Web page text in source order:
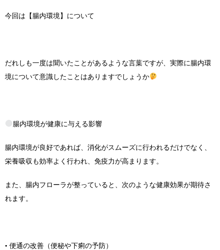
今回は【腸内環境】について
だれしも一度は聞いたことがあるような言葉ですが、実際に腸内環
境について意識したことはありますでしょうか
腸内環境が健康に与える影響
腸内環境が良好であれば、消化がスムーズに行われるだけでなく、
栄養吸収も効率よく行われ、免疫力が高まります。
また、腸内フローラが整っていると、次のような健康効果が期待さ
れます。
• 便通の改善（便秘や下痢の予防）